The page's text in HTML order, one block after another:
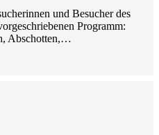
und Besucher des
Programm:
Abschotten,…